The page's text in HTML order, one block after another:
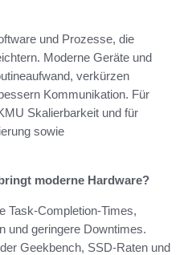
und Prozesse, die
Moderne Geräte und
verkürzen
Kommunikation. Für
Skalierbarkeit und für
sowie
moderne Hardware?
Task‑Completion‑Times,
und geringere Downtimes.
Geekbench, SSD‑Raten und